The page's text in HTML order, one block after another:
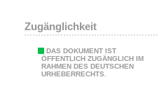
Zugänglichkeit
DAS DOKUMENT IST
ÖFFENTLICH ZUGÄNGLICH IM
RAHMEN DES DEUTSCHEN
URHEBERRECHTS.